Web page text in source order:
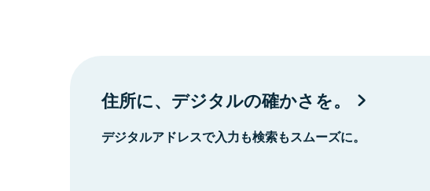
住所に、デジタルの確かさを。
デジタルアドレスで入力も検索もスムーズに。